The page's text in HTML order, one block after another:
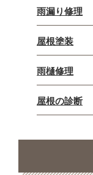
雨漏り修理
屋根塗装
雨樋修理
屋根の診断